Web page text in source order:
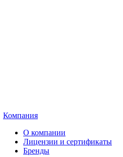
Компания
О компании
Лицензии и сертификаты
Бренды